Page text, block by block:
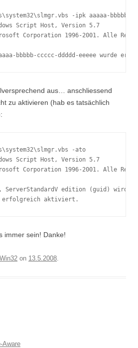
-ipk aaaaa-bbbbb-
Script Host, Version 5.7
Corporation 1996-2001. Alle
aus… anschliessend
zu aktivieren (hab es tatsächlich
-ato
Script Host, Version 5.7
Corporation 1996-2001. Alle
ServerStandardV edition (guid)
immer sein! Danke!
Win32 on 13.5.2008.
Aware